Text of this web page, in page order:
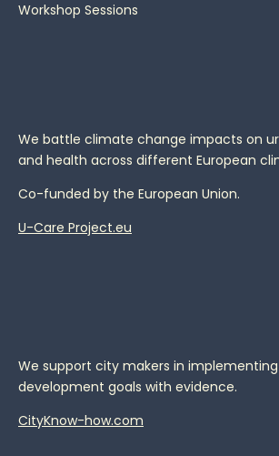
Workshop Sessions
We battle climate change impacts on
and health across different European
Co-funded by the European Union.
U-Care Project.eu
We support city makers in
development goals with evidence.
CityKnow-how.com